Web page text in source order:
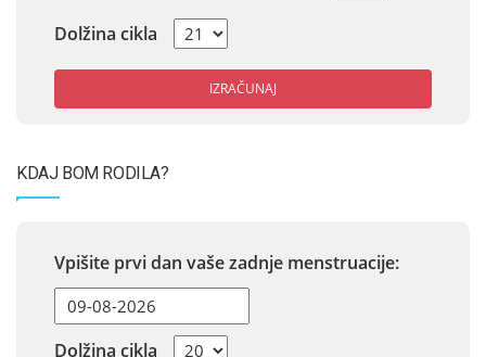
Dolžina cikla
IZRAČUNAJ
KDAJ BOM RODILA?
Vpišite prvi dan vaše zadnje menstruacije:
Dolžina cikla